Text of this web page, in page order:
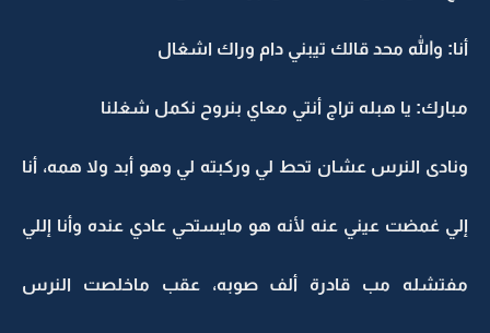
أنا: والله محد قالك تيبني دام وراك اشغال
مبارك: يا هبله تراج أنتي معاي بنروح نكمل شغلنا
ونادى النرس عشان تحط لي وركبته لي وهو أبد ولا همه، أنا
إلي غمضت عيني عنه لأنه هو مايستحي عادي عنده وأنا إللي
مفتشله مب قادرة ألف صوبه، عقب ماخلصت النرس